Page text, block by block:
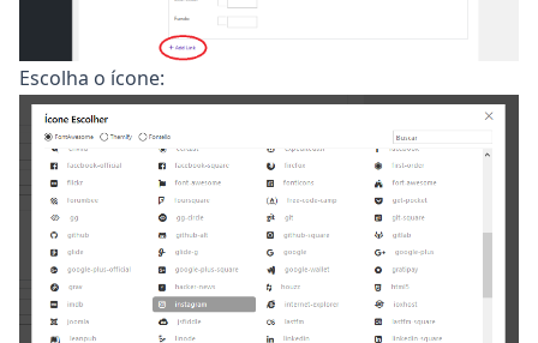
Escolha o ícone: